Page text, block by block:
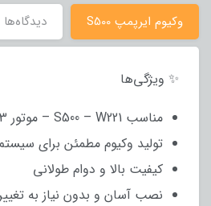
وکیوم ایرپمپ S500 دیدگاه‌ها
✨ ویژگی‌ها
مناسب S500 – W221 – موتور M273
تولید وکیوم مطمئن برای
کیفیت بالا و دوام طولانی
نصب آسان و بدون نیاز به